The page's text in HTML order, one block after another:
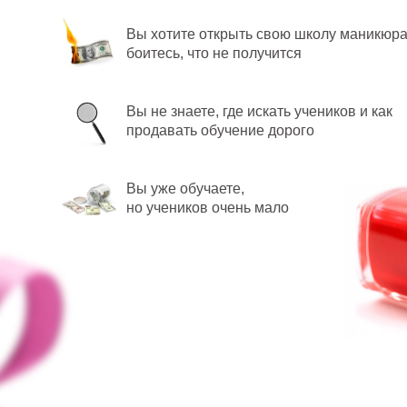
Вы хотите открыть свою школу
боитесь, что не получится
Вы не знаете, где искать учеников и как
продавать обучение дорого
Вы уже обучаете,
но учеников очень мало